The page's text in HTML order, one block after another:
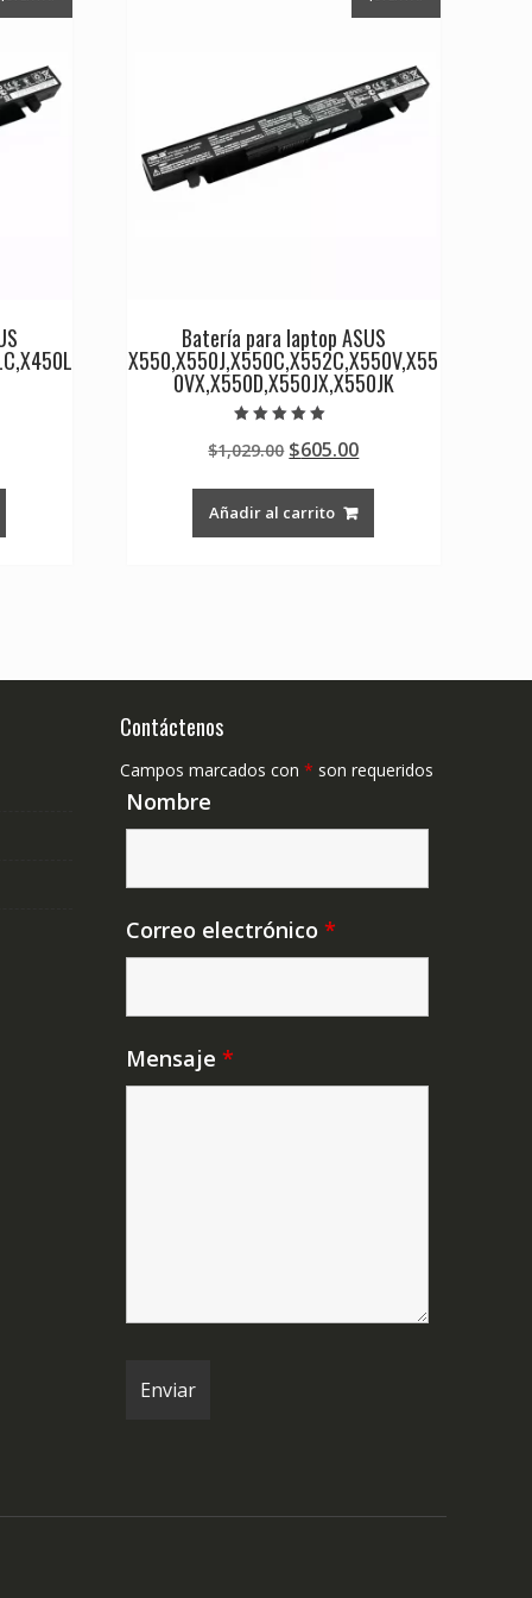
Batería para laptop ASUS
X550,X550J,X550C,X552C,X550V,X55
0VX,X550D,X550JX,X550JK
5.00
de 5
$1,029.00 Original
was:
$1,029.00.
$605.00Current
Añadir al carrito
Contáctenos
Campos marcados con * son requeridos
Nombre
Correo electrónico *
Mensaje *